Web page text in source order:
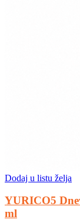
Dodaj u listu želja
YURICO5
ml